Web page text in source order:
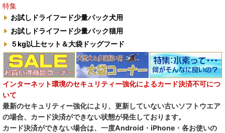
特集
お試しドライフード少量パック犬用
お試しドライフード少量パック猫用
５kg以上セット＆大袋ドッグフード
インターネット環境のセキュリティー強化によるカード決済不可につ
いて
最新のセキュリティー強化により、更新していない古いソフトウエア
の場合、カード決済ができない状態が発生しております。
カード決済ができない場合は、一度Android・iPhone・各お使いの